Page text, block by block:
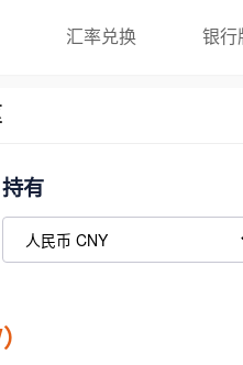
汇率兑换 银行
持有